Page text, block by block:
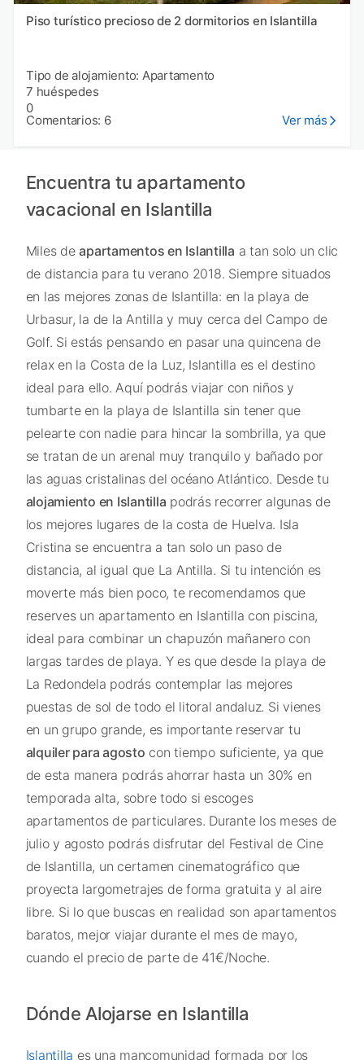
Piso turístico precioso de 2 dormitorios en Islantilla
Tipo de alojamiento: Apartamento
7 huéspedes
0
Comentarios: 6 Ver más
Encuentra tu apartamento
vacacional en Islantilla
Miles deapartamentos en Islantilla a tan solo un clic
de distancia para tu verano 2018. Siempre situados
en las mejores zonas de Islantilla: en la playa de
Urbasur, la de la Antilla y muy cerca del Campo de
Golf. Si estás pensando en pasar una quincena de
relax en la Costa de la Luz, Islantilla es el destino
ideal para ello. Aquí podrás viajar con niños y
tumbarte en la playa de Islantilla sin tener que
pelearte con nadie para hincar la sombrilla, ya que
se tratan de un arenal muy tranquilo y bañado por
las aguas cristalinas del océano Atlántico. Desde tu
alojamiento en Islantilla podrás recorrer algunas de
los mejores lugares de la costa de Huelva. Isla
Cristina se encuentra a tan solo un paso de
distancia, al igual que La Antilla. Si tu intención es
moverte más bien poco, te recomendamos que
reserves un apartamento en Islantilla con piscina,
ideal para combinar un chapuzón mañanero con
largas tardes de playa. Y es que desde la playa de
La Redondela podrás contemplar las mejores
puestas de sol de todo el litoral andaluz. Si vienes
en un grupo grande, es importante reservar tu
alquiler para agosto con tiempo suficiente, ya que
de esta manera podrás ahorrar hasta un 30% en
temporada alta, sobre todo si escoges
apartamentos de particulares. Durante los meses de
julio y agosto podrás disfrutar del Festival de Cine
de Islantilla, un certamen cinematográfico que
proyecta largometrajes de forma gratuita y al aire
libre. Si lo que buscas en realidad son apartamentos
baratos, mejor viajar durante el mes de mayo,
cuando el precio de parte de 41€/Noche.
Dónde Alojarse en Islantilla
Islantilla es una mancomunidad formada por los